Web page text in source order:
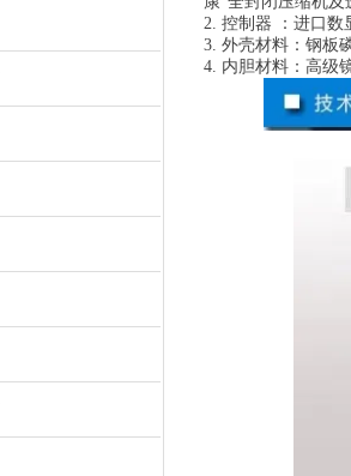
2. 控制器
：进口
3. 外壳材料：钢板
4. 内胆材料：高级